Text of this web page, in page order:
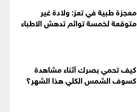
معجزة طبية في تعز: ولادة غير
متوقعة لخمسة توائم تدهش الاطباء
كيف تحمي بصرك أثناء مشاهدة
كسوف الشمس الكلي هذا الشهر؟